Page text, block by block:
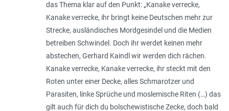
das Thema klar auf den Punkt: „Kanake verrecke,
Kanake verrecke, ihr bringt keine Deutschen mehr zur
Strecke, ausländisches Mordgesindel und die Medien
betreiben Schwindel. Doch ihr werdet keinen mehr
abstechen, Gerhard Kaindl wir werden dich rächen.
Kanake verrecke, Kanake verrecke, ihr steckt mit den
Roten unter einer Decke, alles Schmarotzer und
Parasiten, linke Sprüche und moslemische Riten (…) das
gilt auch für dich du bolschewistische Zecke, doch bald